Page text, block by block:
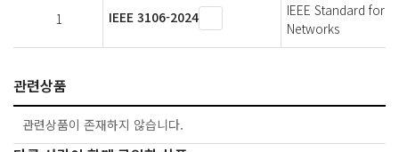
1 IEEE 3106-2024
IEEE Standard for
Networks
관련상품
관련상품이 존재하지 않습니다.